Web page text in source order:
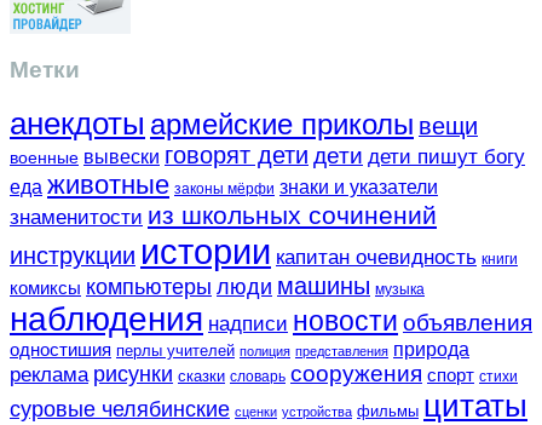
Метки
анекдоты армейские приколы вещи
военные вывески говорят дети дети дети пишут богу
еда животные законы мёрфи знаки и указатели
знаменитости из школьных сочинений
инструкции истории капитан очевидность книги
комиксы компьютеры люди машины музыка
наблюдения надписи новости объявления
одностишия перлы учителей полиция представления природа
реклама рисунки сказки словарь сооружения спорт стихи
суровые челябинские сценки устройства фильмы цитаты